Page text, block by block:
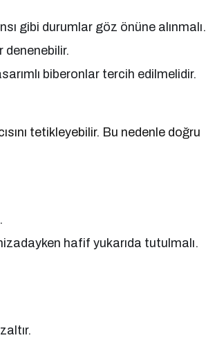
gibi durumlar göz önüne alınmalı.
biberonlar tercih edilmelidir.
tetikleyebilir. Bu nedenle doğru
hafif yukarıda tutulmalı.